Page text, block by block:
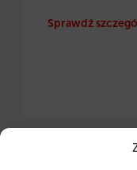
Sprawdź